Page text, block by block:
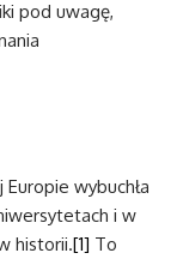
pod uwagę,
wybuchła
i w
historii.[1] To